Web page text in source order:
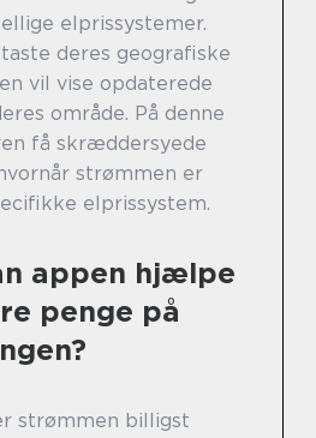
elprissystemer.
deres geografiske
vil vise opdaterede
område. På denne
få skræddersyede
strømmen er
elprissystem.
appen hjælpe
penge på
strømmen billigst